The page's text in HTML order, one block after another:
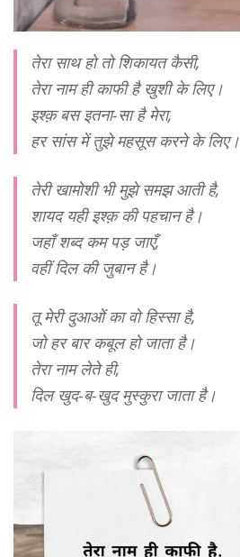
तेरा साथ हो तो शिकायत कैसी,
तेरा नाम ही काफी है खुशी के लिए।
इश्क़ बस इतना-सा है मेरा,
हर सांस में तुझे महसूस करने के लिए।
तेरी खामोशी भी मुझे समझ आती है,
शायद यही इश्क़ की पहचान है।
जहाँ शब्द कम पड़ जाएँ,
वहीं दिल की जुबान है।
तू मेरी दुआओं का वो हिस्सा है,
जो हर बार कबूल हो जाता है।
तेरा नाम लेते ही,
दिल खुद-ब-खुद मुस्कुरा जाता है।